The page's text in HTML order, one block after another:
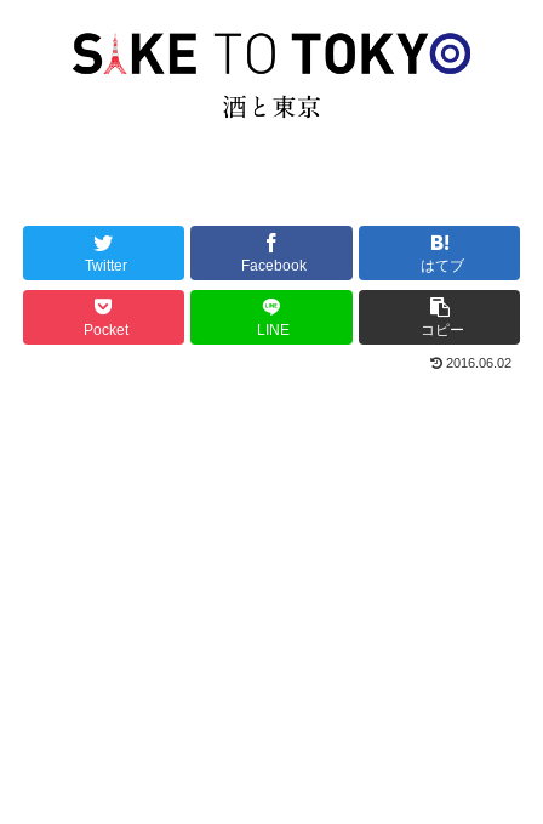
Twitter Facebook はてブ
Pocket LINE コピー
2016.06.02